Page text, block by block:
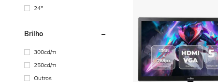
24"
Brilho
300cd/m
250cd/m
Outros